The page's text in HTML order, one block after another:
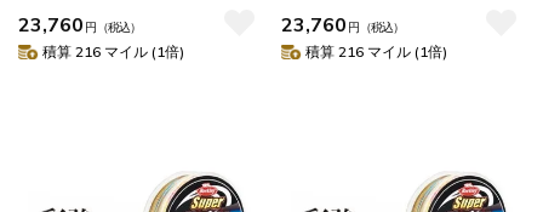
23,760 円 （税込）
積算 216 マイル (1倍)
23,760 円 （税込）
積算 216 マイル (1倍)